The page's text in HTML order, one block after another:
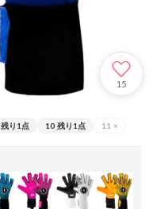
15
残り1点 10 残り1点 11 ×